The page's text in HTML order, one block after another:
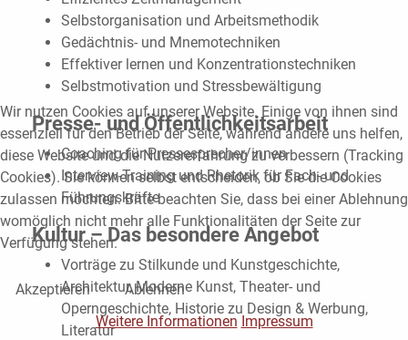
Selbstorganisation und Arbeitsmethodik
Gedächtnis- und Mnemotechniken
Effektiver lernen und Konzentrationstechniken
Selbstmotivation und Stressbewältigung
Presse- und Öffentlichkeitsarbeit
Coaching für Pressesprecher/innen
Interview-Training und Rhetorik für Fach- und
Führungskräfte
Kultur – Das besondere Angebot
Vorträge zu Stilkunde und Kunstgeschichte,
Architektur, Moderne Kunst, Theater- und
Operngeschichte, Historie zu Design & Werbung,
Literatur
Wir nutzen Cookies auf unserer Website. Einige von ihnen sind
essenziell für den Betrieb der Seite, während andere uns helfen,
diese Website und die Nutzererfahrung zu verbessern (Tracking
Cookies). Sie können selbst entscheiden, ob Sie die Cookies
zulassen möchten. Bitte beachten Sie, dass bei einer Ablehnung
womöglich nicht mehr alle Funktionalitäten der Seite zur
Verfügung stehen.
Akzeptieren
Ablehnen
Weitere Informationen Impressum